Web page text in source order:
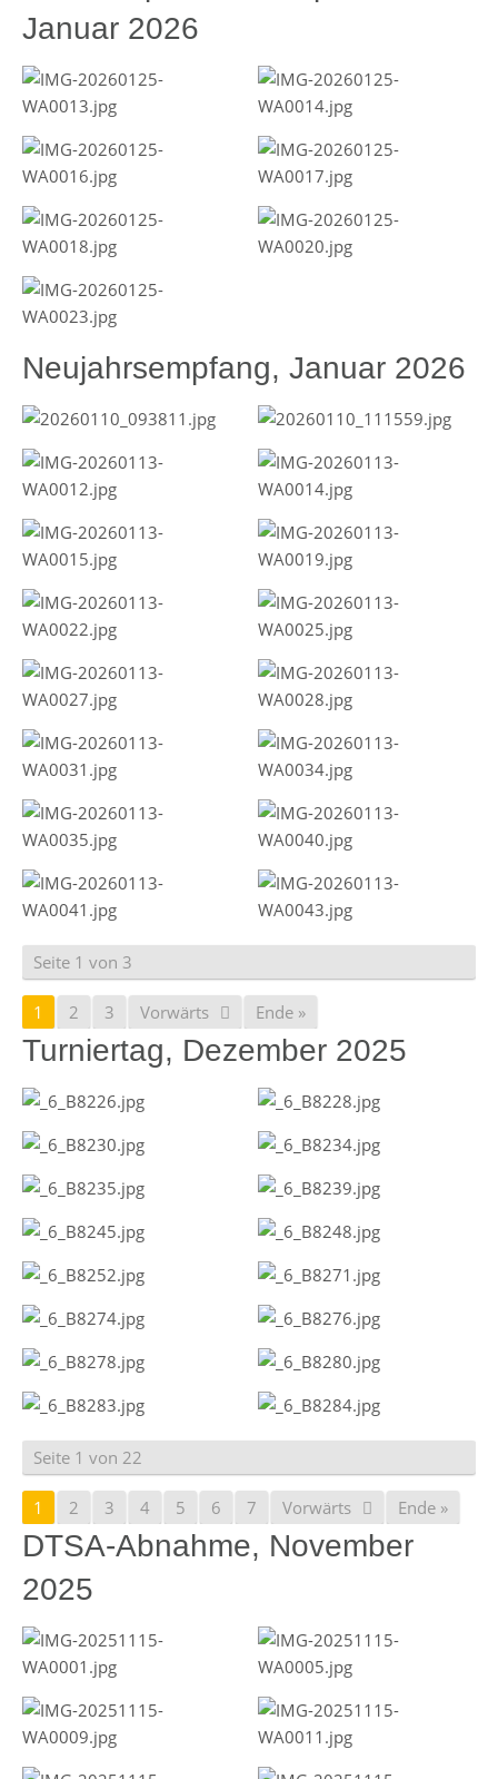
Januar 2026
Neujahrsempfang, Januar 2026
Seite 1 von 3
1 2 3 Vorwärts Ende »
Turniertag, Dezember 2025
Seite 1 von 22
1 2 3 4 5 6 7 Vorwärts Ende »
DTSA-Abnahme, November
2025